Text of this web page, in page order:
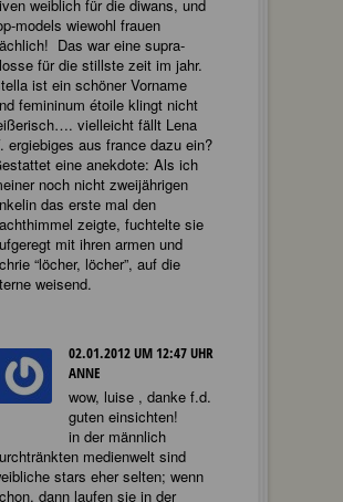
weiblich für die diwans, und
models wiewohl frauen
Das war eine supra-
für die stillste zeit im jahr.
ist ein schöner Vorname
femininum étoile klingt nicht
vielleicht fällt Lena
ergiebiges aus france dazu ein?
eine anekdote: Als ich
noch nicht zweijährigen
das erste mal den
zeigte, fuchtelte sie
mit ihren armen und
“löcher, löcher”, auf die
weisend.
02.01.2012 UM 12:47 UHR
ANNE
wow, luise , danke f.d.
guten einsichten!
in der männlich
medienwelt sind
stars eher selten; wenn
dann laufen sie in der